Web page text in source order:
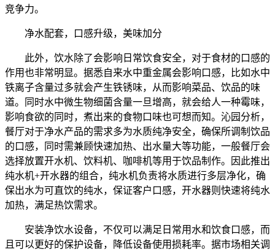
竞争力。
净水配套，口感升级，美味加分
此外，饮水除了会影响日常饮食安全，对于食材的口感的
作用也非常明显。据悉自来水中重金属会影响口感，比如水中
铁离子含量过多就会产生铁锈味，从而影响菜品、饮品的味
道。同时水中微生物细菌含量一旦增高，就会给人一种霉味，
影响食欲的同时，煮出来的食物口味也可想而知。沁园分析，
餐厅对于净水产品的需求多为水质纯净安全，确保所调制饮品
的口感，同时需兼顾快速加热、出水量大等功能，一般餐厅会
选择放置开水机、饮料机、咖啡机等用于饮品制作。因此推出
纯水机+开水器的组合，纯水机负责将水质进行多层净化，确
保出水为可直饮的纯水，保证客户口感，开水器则快速将纯水
加热，满足热饮需求。
安装净饮水设备，不仅可以满足日常用水和饮食口感，而
且可以更好的保护设备，降低设备使用损耗率。据市场相关调